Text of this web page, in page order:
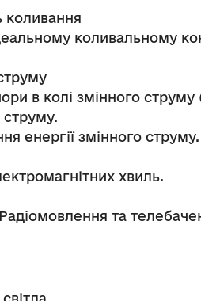
коливання
коливальному
в колі змінного
енергії змінного струму.
хвиль.
та